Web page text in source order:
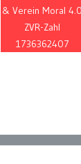
& Verein Moral 4.0
ZVR-Zahl
1736362407